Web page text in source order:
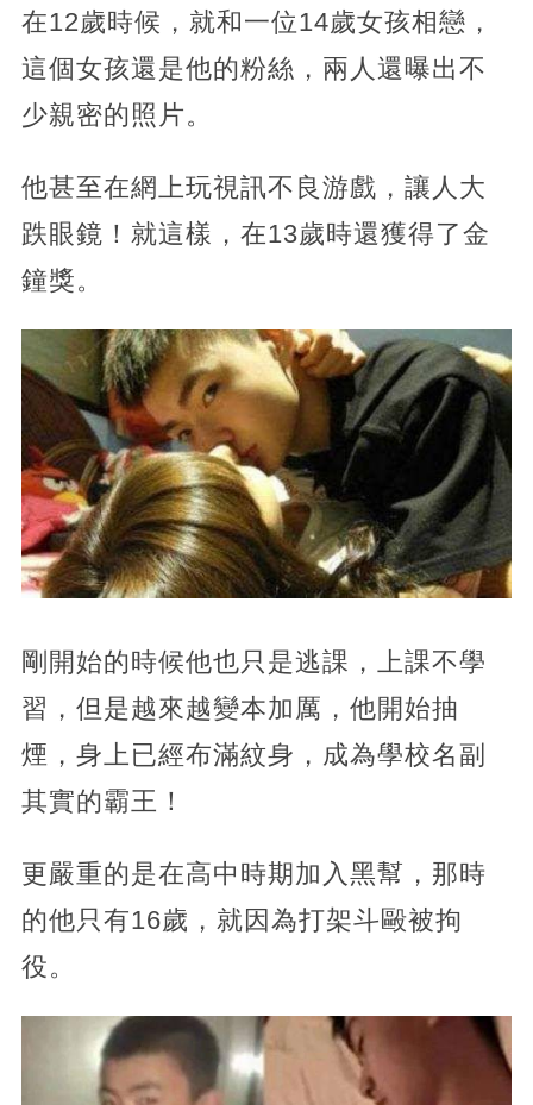
在12歲時候，就和一位14歲女孩相戀，
這個女孩還是他的粉絲，兩人還曝出不
少親密的照片。
他甚至在網上玩視訊不良游戲，讓人大
跌眼鏡！就這樣，在13歲時還獲得了金
鐘獎。
剛開始的時候他也只是逃課，上課不學
習，但是越來越變本加厲，他開始抽
煙，身上已經布滿紋身，成為學校名副
其實的霸王！
更嚴重的是在高中時期加入黑幫，那時
的他只有16歲，就因為打架斗毆被拘
役。